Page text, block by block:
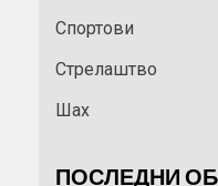
Спортови
Стрелаштво
Шах
ПОСЛЕДНИ